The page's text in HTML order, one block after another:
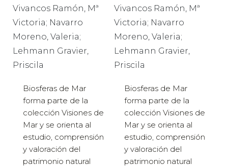
Vivancos Ramón, Mª
Victoria; Navarro
Moreno, Valeria;
Lehmann Gravier,
Priscila
Biosferas de Mar
forma parte de la
colección Visiones de
Mar y se orienta al
estudio, comprensión
y valoración del
patrimonio natural
Vivancos Ramón, Mª
Victoria; Navarro
Moreno, Valeria;
Lehmann Gravier,
Priscila
Biosferas de Mar
forma parte de la
colección Visiones de
Mar y se orienta al
estudio, comprensión
y valoración del
patrimonio natural